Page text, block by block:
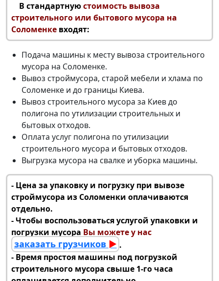
В стандартнуюстоимость вывоза
строительного или бытового мусора на
Соломенке входят:
Подача машины к месту вывоза строительного
мусора на Соломенке.
Вывоз строймусора, старой мебели и хлама по
Соломенке и до границы Киева.
Вывоз строительного мусора за Киевдо
полигона по утилизации строительных и
бытовых отходов.
Оплата услуг полигона по утилизации
строительного мусора и бытовых отходов.
Выгрузка мусора на свалке и уборка машины.
‑ Цена за упаковку и погрузку при вывозе
строймусора из Соломенки оплачиваются
отдельно.
‑ Чтобы воспользоваться услугой упаковки и
погрузки мусора Вы можете у нас
заказать грузчиков ► .
‑ Время простоя машины под погрузкой
строительного мусора свыше 1-го часа